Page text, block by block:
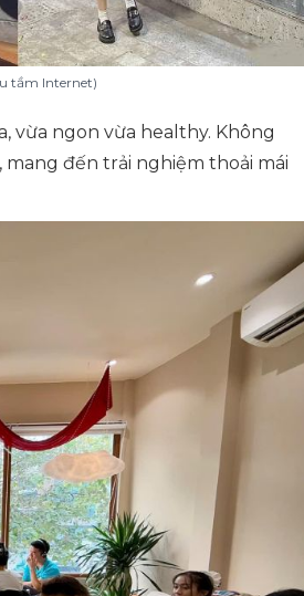
tầm Internet)
vừa ngon vừa healthy. Không
đến trải nghiệm thoải mái